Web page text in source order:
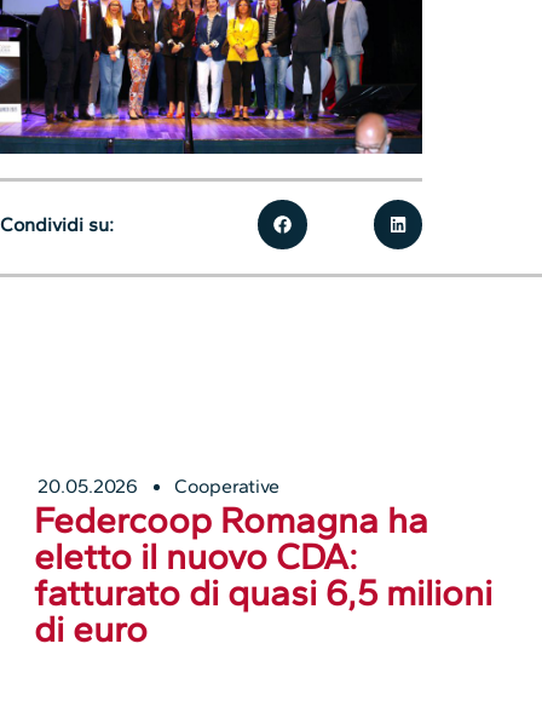
20.05.2026 Cooperative
Federcoop Romagna ha
eletto il nuovo CDA:
fatturato di quasi 6,5 milioni
di euro
Condividi su: